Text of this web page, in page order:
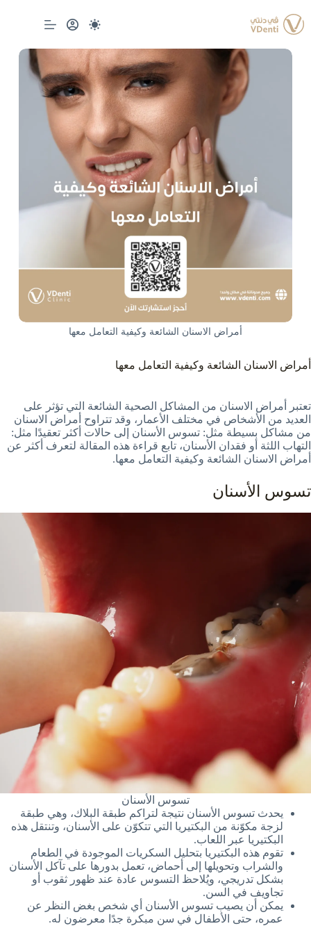
إلى
المحتوى
أمراض الاسنان الشائعة وكيفية التعامل معها
أمراض الاسنان الشائعة وكيفية التعامل معها
تعتبر أمراض الاسنان من المشاكل الصحية الشائعة التي تؤثر على
العديد من الأشخاص في مختلف الأعمار، وقد تتراوح أمراض الاسنان
من مشاكل بسيطة مثل: تسوس الأسنان إلى حالات أكثر تعقيدًا مثل:
التهاب اللثة أو فقدان الأسنان، تابع قراءة هذه المقالة لتعرف أكثر عن
أمراض الاسنان الشائعة وكيفية التعامل معها.
تسوس الأسنان
تسوس الأسنان
يحدث تسوس الأسنان نتيجة لتراكم طبقة البلاك، وهي طبقة
لزجة مكوّنة من البكتيريا التي تتكوّن على الأسنان، وتنتقل هذه
البكتيريا عبر اللعاب.
تقوم هذه البكتيريا بتحليل السكريات الموجودة في الطعام
والشراب وتحويلها إلى أحماض، تعمل بدورها على تآكل الأسنان
بشكل تدريجي، ويُلاحظ التسوس عادة عند ظهور ثقوب أو
تجاويف في السن.
يمكن أن يصيب تسوس الأسنان أي شخص بغض النظر عن
عمره، حتى الأطفال في سن مبكرة جدًا معرضون له.